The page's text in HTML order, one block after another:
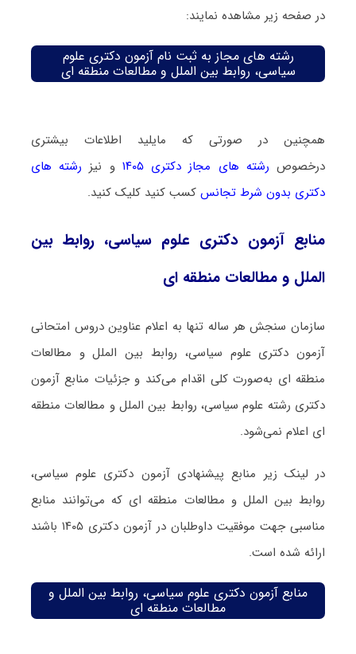
در صفحه زیر مشاهده نمایند:
رشته های مجاز به ثبت نام آزمون دکتری علوم
سیاسی، روابط بین الملل و مطالعات منطقه ای
همچنین در صورتی که مایلید اطلاعات بیشتری
درخصوص رشته های مجاز دکتری ۱۴۰۵ و نیز رشته های
دکتری بدون شرط تجانسکسب کنید کلیک کنید.
منابع آزمون دکتری علوم سیاسی، روابط بین
الملل و مطالعات منطقه ای
سازمان سنجش هر ساله تنها به اعلام عناوین دروس امتحانی
آزمون دکتری علوم سیاسی، روابط بین الملل و مطالعات
منطقه ای به‌صورت کلی اقدام می‌کند و جزئیات منابع آزمون
دکتری رشته علوم سیاسی، روابط بین الملل و مطالعات منطقه
ای اعلام نمی‌شود.
در لینک زیر منابع پیشنهادی آزمون دکتری علوم سیاسی،
روابط بین الملل و مطالعات منطقه ای که می‌توانند منابع
مناسبی جهت موفقیت داوطلبان در آزمون دکتری ۱۴۰۵ باشند
ارائه شده است.
منابع آزمون دکتری علوم سیاسی، روابط بین الملل و
مطالعات منطقه ای